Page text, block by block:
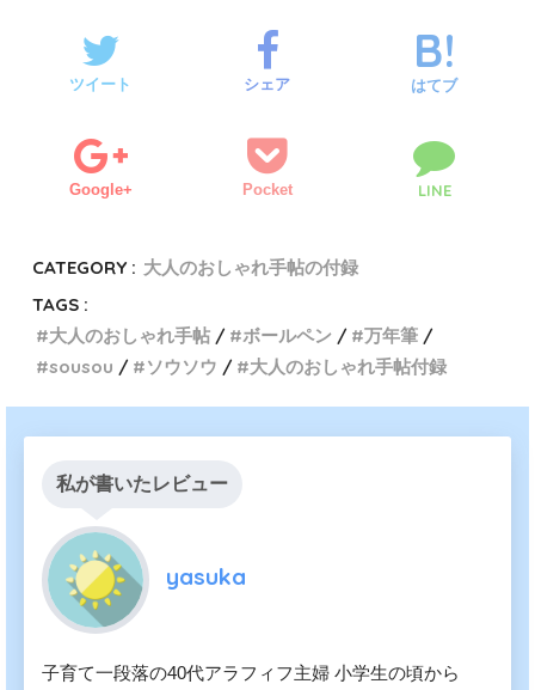
ツイート シェア はてブ
Google+ Pocket LINE
CATEGORY : 大人のおしゃれ手帖の付録
TAGS :
大人のおしゃれ手帖
ボールペン
万年筆
sousou
ソウソウ 大人のおしゃれ手帖付録
私が書いたレビュー
yasuka
子育て一段落の40代アラフィフ主婦 小学生の頃から